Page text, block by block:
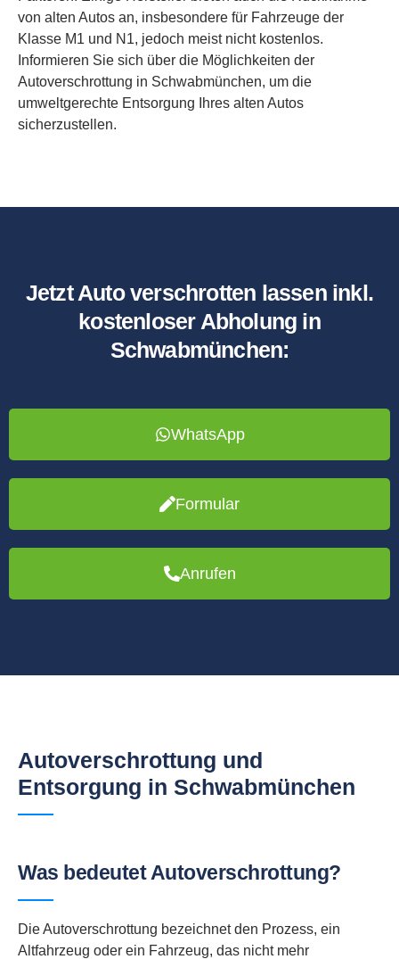
von alten Autos an, insbesondere für Fahrzeuge der
Klasse M1 und N1, jedoch meist nicht kostenlos.
Informieren Sie sich über die Möglichkeiten der
Autoverschrottung in Schwabmünchen, um die
umweltgerechte Entsorgung Ihres alten Autos
sicherzustellen.
Jetzt Auto verschrotten lassen inkl.
kostenloser Abholung in
Schwabmünchen:
WhatsApp
Formular
Anrufen
Autoverschrottung und
Entsorgung in Schwabmünchen
Was bedeutet Autoverschrottung?
Die Autoverschrottung bezeichnet den Prozess, ein
Altfahrzeug oder ein Fahrzeug, das nicht mehr